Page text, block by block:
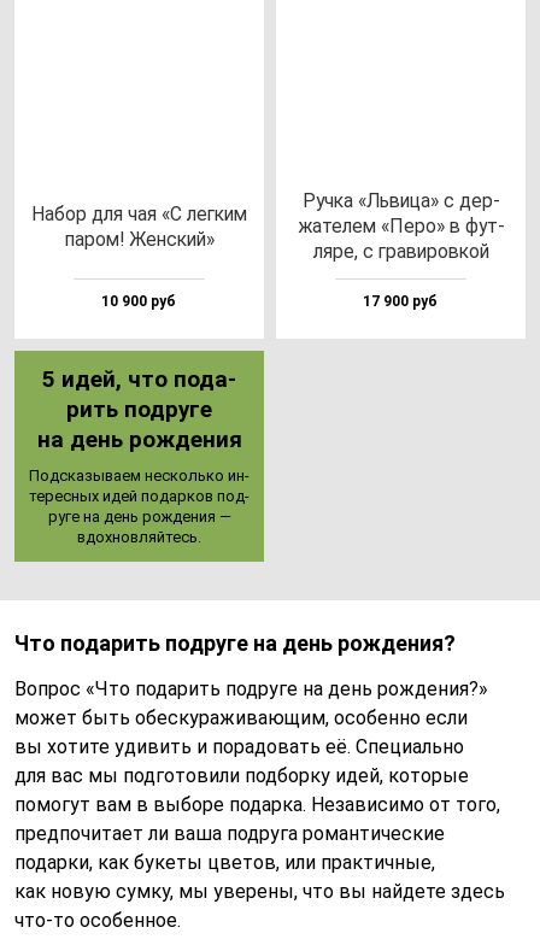
Набор для чая «С лег­ким
па­ром! Жен­ский»
10 900 руб
Руч­ка «Ль­ви­ца» с дер­
жа­те­лем «Перо» в фут­
ля­ре, с гра­ви­ров­кой
17 900 руб
5 идей, что по­да­
рить под­ру­ге
на день рож­де­ния
Под­ска­зы­ва­ем нес­коль­ко ин­
те­рес­ных идей по­дар­ков под­
ру­ге на день рож­де­ния —
вдох­нов­ляй­тесь.
Что подарить подруге на день рождения?
Вопрос «Что подарить подруге на день рождения?»
может быть обескураживающим, особенно если
вы хотите удивить и порадовать её. Специально
для вас мы подготовили подборку идей, которые
помогут вам в выборе подарка. Независимо от того,
предпочитает ли ваша подруга романтические
подарки, как букеты цветов, или практичные,
как новую сумку, мы уверены, что вы найдете здесь
что-то особенное.